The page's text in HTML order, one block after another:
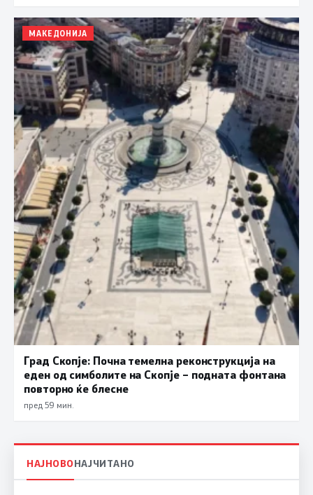
МАКЕДОНИЈА
Град Скопје: Почна темелна реконструкција на
еден од симболите на Скопје – подната фонтана
повторно ќе блесне
пред 59 мин.
НАЈНОВОНАЈЧИТАНО